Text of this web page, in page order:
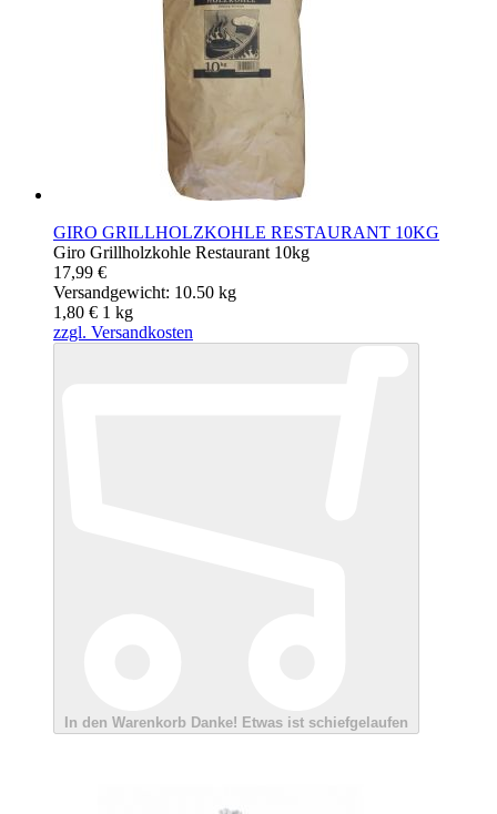
GIRO GRILLHOLZKOHLE RESTAURANT 10KG
Giro Grillholzkohle Restaurant 10kg
17,99 €
Versandgewicht: 10.50 kg
1,80 € 1 kg
zzgl. Versandkosten
In den Warenkorb Danke! Etwas ist schiefgelaufen